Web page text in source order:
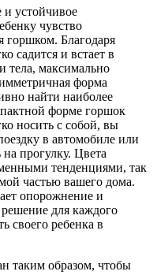
устойчивое
чувство
горшком. Благодаря
садится и встает в
тела, максимально
форма
найти наиболее
форме горшок
носить с собой, вы
в автомобиле или
прогулку. Цвета
тенденциями, так
частью вашего дома.
опорожнение и
для каждого
своего ребенка в
таким образом, чтобы